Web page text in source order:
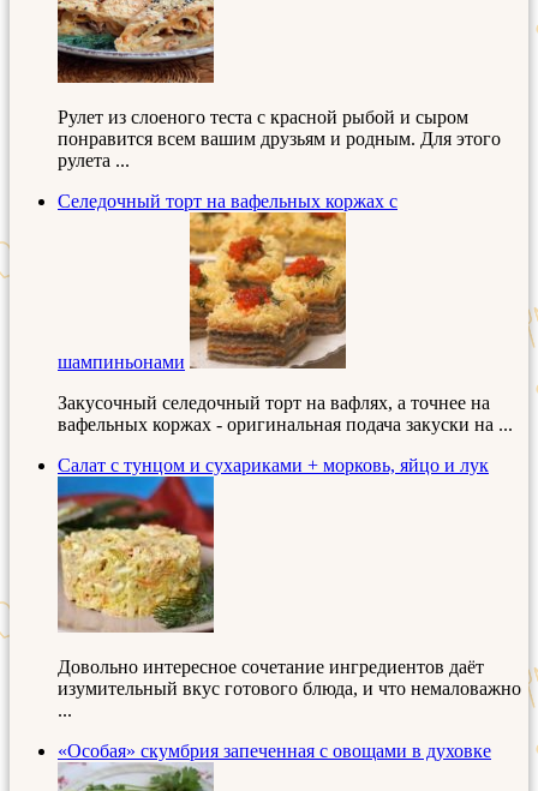
Рулет из слоеного теста с красной рыбой и сыром
понравится всем вашим друзьям и родным. Для этого
рулета ...
Селедочный торт на вафельных коржах с
шампиньонами
Закусочный селедочный торт на вафлях, а точнее на
вафельных коржах - оригинальная подача закуски на ...
Салат с тунцом и сухариками + морковь, яйцо и лук
Довольно интересное сочетание ингредиентов даёт
изумительный вкус готового блюда, и что немаловажно
...
«Особая» скумбрия запеченная с овощами в духовке